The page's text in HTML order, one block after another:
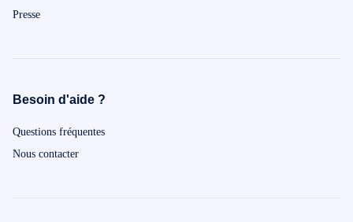
Presse
Besoin d'aide ?
Questions fréquentes
Nous contacter